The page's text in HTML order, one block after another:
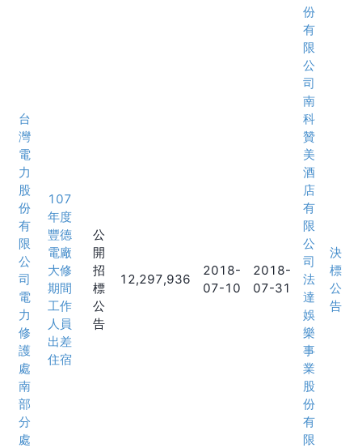
台
灣
電
力
股
份
有
限
公
司
電
力
修
護
處
南
部
分
處
107
年度
豐德
電廠
大修
期間
工作
人員
出差
住宿
公
開
招
標
公
告
12,297,936
2018-
07-10
2018-
07-31
份
有
限
公
司
南
科
贊
美
酒
店
有
限
公
司
法
達
娛
樂
事
業
股
份
有
限
決
標
公
告